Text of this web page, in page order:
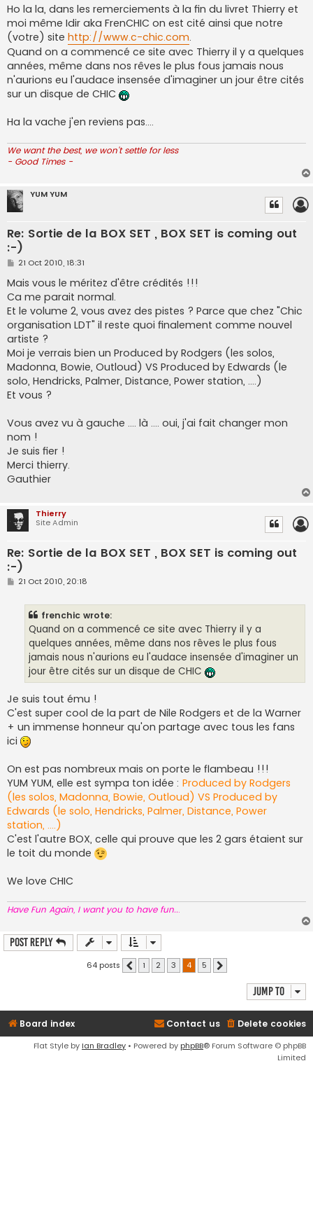
s
t
Ho la la, dans les remerciements à la fin du livret Thierry et
moi même Idir aka FrenCHIC on est cité ainsi que notre
(votre) site http://www.c-chic.com.
Quand on a commencé ce site avec Thierry il y a quelques
années, même dans nos rêves le plus fous jamais nous
n'aurions eu l'audace insensée d'imaginer un jour être cités
sur un disque de CHIC
Ha la vache j'en reviens pas....
We want the best, we won't settle for less
- Good Times -
YUM YUM
Re: Sortie de la BOX SET , BOX SET is coming out
:-)
P
s
t
21 Oct 2010, 18:31
Mais vous le méritez d'être crédités !!!
Ca me parait normal.
Et le volume 2, vous avez des pistes ? Parce que chez "Chic
organisation LDT" il reste quoi finalement comme nouvel
artiste ?
Moi je verrais bien un Produced by Rodgers (les solos,
Madonna, Bowie, Outloud) VS Produced by Edwards (le
solo, Hendricks, Palmer, Distance, Power station, ....)
Et vous ?
Vous avez vu à gauche .... là .... oui, j'ai fait changer mon
nom !
Je suis fier !
Merci thierry.
Gauthier
Thierry
Site Admin
Re: Sortie de la BOX SET , BOX SET is coming out
:-)
P21 Oct 2010, 20:18
frenchic wrote:
Quand on a commencé ce site avec Thierry il y a
quelques années, même dans nos rêves le plus fous
jamais nous n'aurions eu l'audace insensée d'imaginer un
jour être cités sur un disque de CHIC
Je suis tout ému !
C'est super cool de la part de Nile Rodgers et de la Warner
+ un immense honneur qu'on partage avec tous les fans
ici
On est pas nombreux mais on porte le flambeau !!!
YUM YUM, elle est sympa ton idée : Produced by Rodgers
(les solos, Madonna, Bowie, Outloud) VS Produced by
Edwards (le solo, Hendricks, Palmer, Distance, Power
station, ....)
C'est l'autre BOX, celle qui prouve que les 2 gars étaient sur
le toit du monde
We love CHIC
Have Fun Again, I want you to have fun...
Post Reply
64 posts Previous
1 2 3 4 5
Jump to
Board index Delete cookies
Contact us
Flat Style by Ian Bradley • Powered by phpBB® Forum Software © phpBB
Limited